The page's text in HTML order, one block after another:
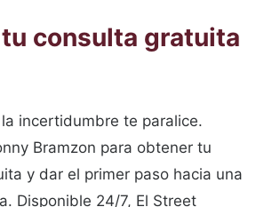
consulta gratuita
incertidumbre te paralice.
Bramzon para obtener tu
y dar el primer paso hacia una
Disponible 24/7, El Street